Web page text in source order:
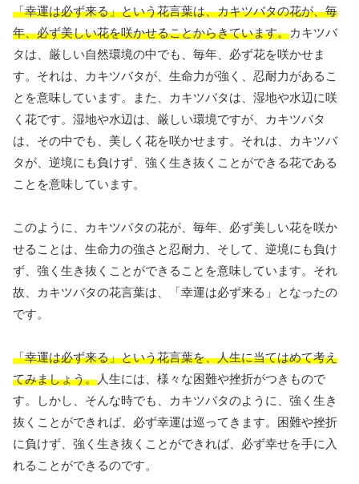
「幸運は必ず来る」という花言葉は、カキツバタの花が、毎
年、必ず美しい花を咲かせることからきています。カキツバ
タは、厳しい自然環境の中でも、毎年、必ず花を咲かせま
す。それは、カキツバタが、生命力が強く、忍耐力があるこ
とを意味しています。また、カキツバタは、湿地や水辺に咲
く花です。湿地や水辺は、厳しい環境ですが、カキツバタ
は、その中でも、美しく花を咲かせます。それは、カキツバ
タが、逆境にも負けず、強く生き抜くことができる花である
ことを意味しています。
このように、カキツバタの花が、毎年、必ず美しい花を咲か
せることは、生命力の強さと忍耐力、そして、逆境にも負け
ず、強く生き抜くことができることを意味しています。それ
故、カキツバタの花言葉は、「幸運は必ず来る」となったの
です。
「幸運は必ず来る」という花言葉を、人生に当てはめて考え
てみましょう。人生には、様々な困難や挫折がつきもので
す。しかし、そんな時でも、カキツバタのように、強く生き
抜くことができれば、必ず幸運は巡ってきます。困難や挫折
に負けず、強く生き抜くことができれば、必ず幸せを手に入
れることができるのです。